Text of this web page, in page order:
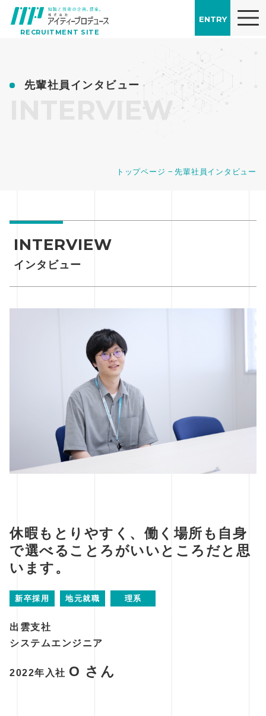
RECRUITMENT SITE
ENTRY
先輩社員インタビュー
INTERVIEW
トップページ 先輩社員インタビュー
INTERVIEW
インタビュー
休暇もとりやすく、働く場所も自身
で選べることろがいいところだと思
います。
新卒採用 地元就職 理系
出雲支社
システムエンジニア
2022年入社 O さん